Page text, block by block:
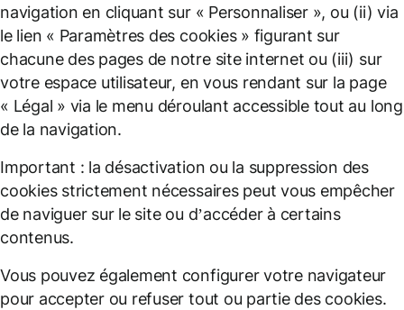
navigation en cliquant sur « Personnaliser », ou (ii) via
le lien « Paramètres des cookies » figurant sur
chacune des pages de notre site internet ou (iii) sur
votre espace utilisateur, en vous rendant sur la page
« Légal » via le menu déroulant accessible tout au long
de la navigation.
Important : la désactivation ou la suppression des
cookies strictement nécessaires peut vous empêcher
de naviguer sur le site ou d’accéder à certains
contenus.
Vous pouvez également configurer votre navigateur
pour accepter ou refuser tout ou partie des cookies.